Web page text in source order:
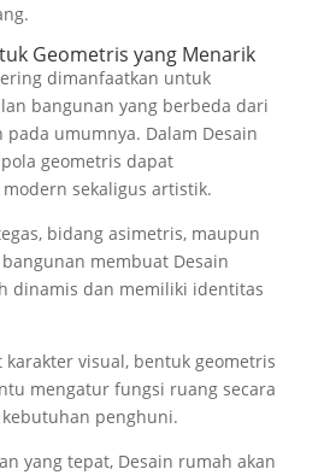
Geometris yang Menarik
dimanfaatkan untuk
bangunan yang berbeda dari
pada umumnya. Dalam Desain
geometris dapat
sekaligus artistik.
bidang asimetris, maupun
membuat Desain
dinamis dan memiliki identitas
karakter visual, bentuk geometris
mengatur fungsi ruang secara
penghuni.
yang tepat, Desain rumah akan